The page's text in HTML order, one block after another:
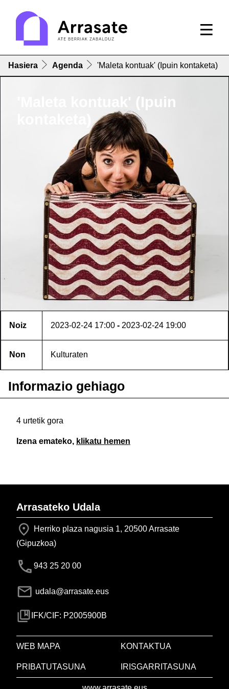
Hasiera Agenda 'Maleta kontuak' (Ipuin kontaketa)
'Maleta kontuak' (Ipuin
Noiz 2023-02-24 17:00 - 2023-02-24 19:00
Non Kulturaten
Informazio gehiago
4 urtetik gora
Izena emateko, klikatu hemen
Arrasateko Udala
Herriko plaza nagusia 1, 20500 Arrasate
(Gipuzkoa)
943 25 20 00
udala@arrasate.eus
IFK/CIF: P2005900B
WEB MAPA KONTAKTUA
PRIBATUTASUNA IRISGARRITASUNA